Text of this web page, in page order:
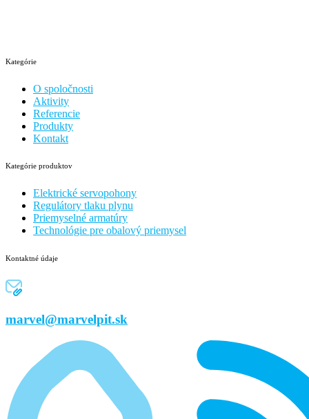
Kategórie
O spoločnosti
Aktivity
Referencie
Produkty
Kontakt
Kategórie produktov
Elektrické servopohony
Regulátory tlaku plynu
Priemyselné armatúry
Technológie pre obalový priemysel
Kontaktné údaje
marvel@marvelpit.sk